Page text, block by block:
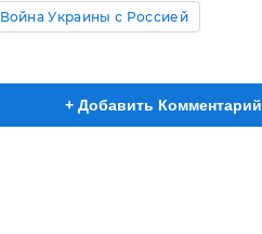
Война Украины с Россией
+ Добавить Комментарий